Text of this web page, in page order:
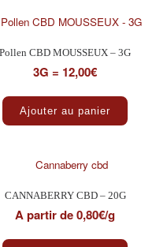
a plusieurs variations. Les
Pollen CBD MOUSSEUX – 3G
3G = 12,00€
Ajouter au panier
CANNABERRY CBD – 20G
A partir de 0,80€/g